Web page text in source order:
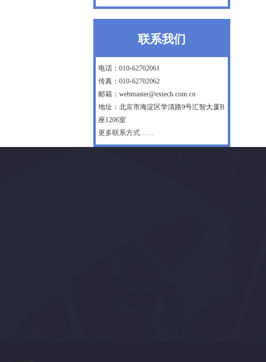
联系我们
电话：010-62702061
传真：010-62702062
邮箱：webmaster@extech.com.cn
地址：北京市海淀区学清路9号汇智大厦B
座1206室
更多联系方式……